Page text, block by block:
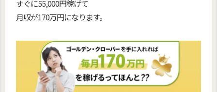
すぐに55,000円稼げて
月収が170万円になります。